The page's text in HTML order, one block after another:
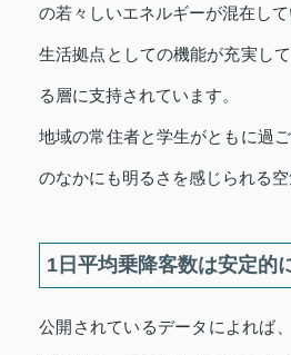
の若々しいエネルギーが混在して
生活拠点としての機能が充実し
る層に支持されています。
地域の常住者と学生がともに過
のなかにも明るさを感じられる空
1日平均乗降客数は安定的
公開されているデータによれば